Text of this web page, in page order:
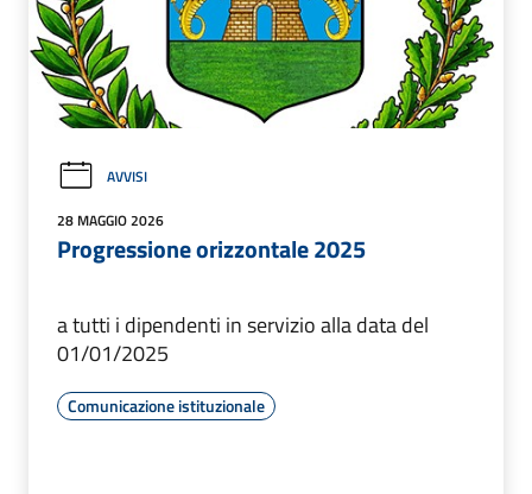
AVVISI
28 MAGGIO 2026
Progressione orizzontale 2025
a tutti i dipendenti in servizio alla data del
01/01/2025
Comunicazione istituzionale